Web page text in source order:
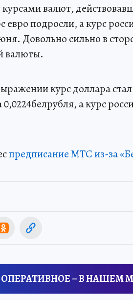
курсами валют,
евро подросли, а курс
Довольно сильно в
валюты.
курс доллара
а курс
предписание МТС из-за
– В НАШЕМ